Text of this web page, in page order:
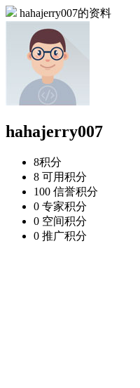
hahajerry007的资料
hahajerry007
8积分
8 可用积分
100 信誉积分
0 专家积分
0 空间积分
0 推广积分